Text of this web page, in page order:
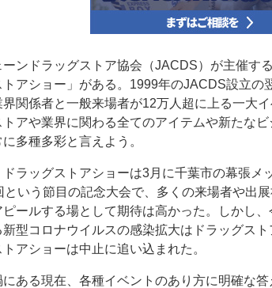
ンドラッグストア協会（JACDS）が主催す
トアショー」がある。1999年のJACDS設立の
関係者と一般来場者が12万人超に上る一大
トアや業界に関わる全てのアイテムや新たな
多種多彩と言えよう。
ラッグストアショーは3月に千葉市の幕張メ
という節目の記念大会で、多くの来場者や出
ピールする場として期待は高かった。しかし
型コロナウイルスの感染拡大はドラッグス
トアショーは中止に追い込まれた。
ある現在、各種イベントのあり方に明確な